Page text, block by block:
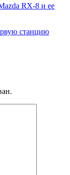
RX-8 и ее
станцию